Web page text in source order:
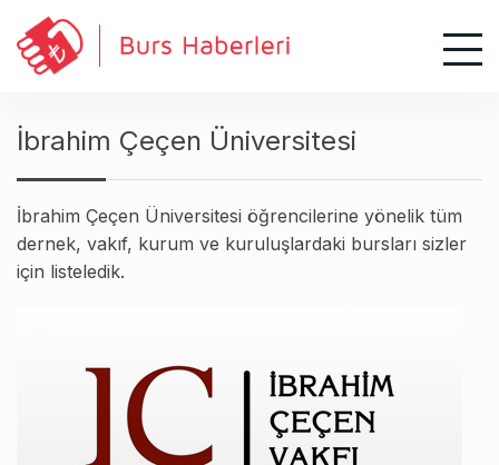
İbrahim Çeçen Üniversitesi
İbrahim Çeçen Üniversitesi öğrencilerine yönelik tüm
dernek, vakıf, kurum ve kuruluşlardaki bursları sizler
için listeledik.